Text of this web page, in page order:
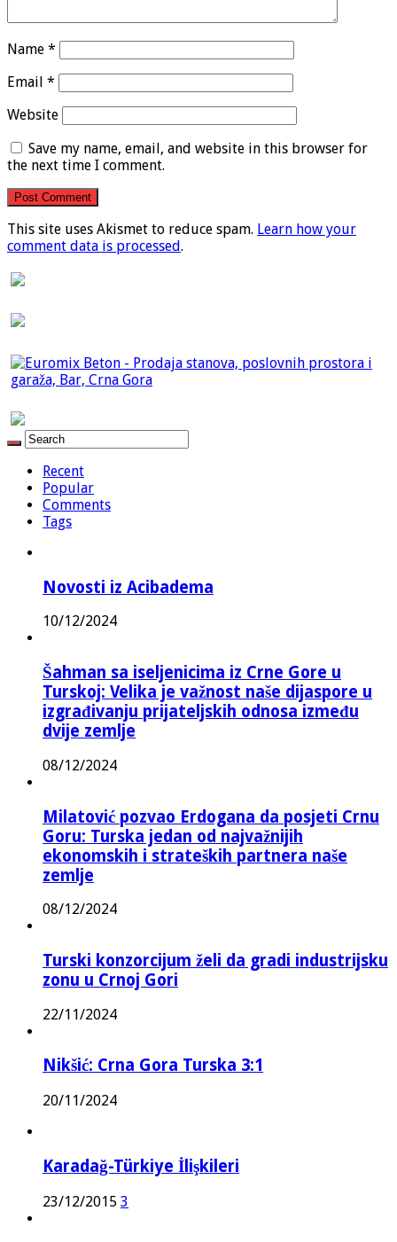
Name *
Email *
Website
Save my name, email, and website in this browser for
the next time I comment.
This site uses Akismet to reduce spam. Learn how your
comment data is processed.
Recent
Popular
Comments
Tags
Novosti iz Acibadema
10/12/2024
Šahman sa iseljenicima iz Crne Gore u
Turskoj: Velika je važnost naše dijaspore u
izgrađivanju prijateljskih odnosa između
dvije zemlje
08/12/2024
Milatović pozvao Erdogana da posjeti Crnu
Goru: Turska jedan od najvažnijih
ekonomskih i strateških partnera naše
zemlje
08/12/2024
Turski konzorcijum želi da gradi industrijsku
zonu u Crnoj Gori
22/11/2024
Nikšić: Crna Gora Turska 3:1
20/11/2024
Karadağ-Türkiye İlişkileri
23/12/2015 3